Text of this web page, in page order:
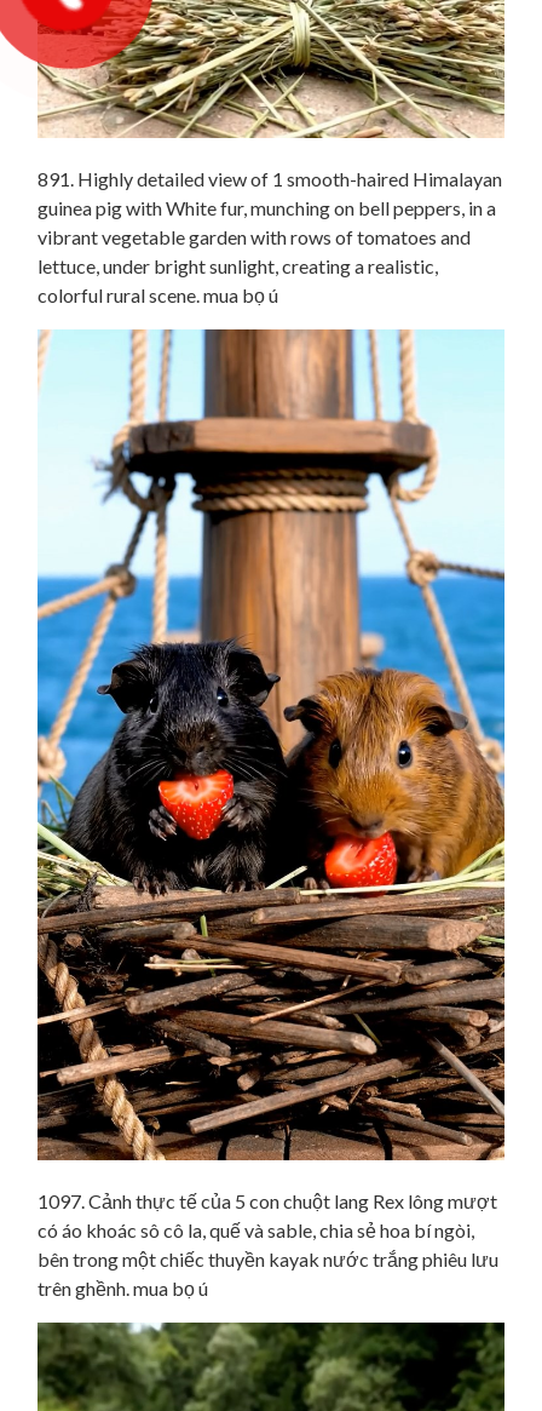
891. Highly detailed view of 1 smooth-haired Himalayan
guinea pig with White fur, munching on bell peppers, in a
vibrant vegetable garden with rows of tomatoes and
lettuce, under bright sunlight, creating a realistic,
colorful rural scene. mua bọ ú
1097. Cảnh thực tế của 5 con chuột lang Rex lông mượt
có áo khoác sô cô la, quế và sable, chia sẻ hoa bí ngòi,
bên trong một chiếc thuyền kayak nước trắng phiêu lưu
trên ghềnh. mua bọ ú